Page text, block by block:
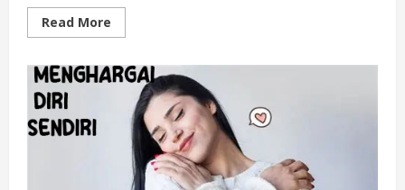
Read More
more
Makan
Seimbang:
Kunci
Hidup
Sehat
dan
Berenergi
Setiap
Hari